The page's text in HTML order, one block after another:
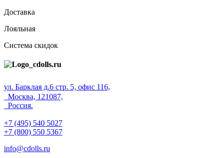
Доставка
Лояльная
Система скидок
ул. Барклая д.6 стр. 5, офис 116,
Москва, 121087,
Россия.
+7 (495) 540 5027
+7 (800) 550 5367
info@cdolls.ru